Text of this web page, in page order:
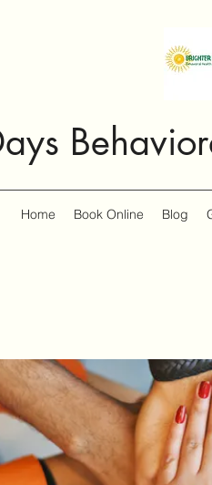
Home Book Online Blog